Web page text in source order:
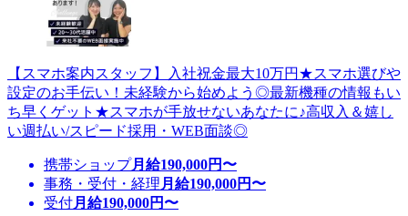
【スマホ案内スタッフ】入社祝金最大10万円★スマホ選びや
設定のお手伝い！未経験から始めよう◎最新機種の情報もい
ち早くゲット★スマホが手放せないあなたに♪高収入＆嬉し
い週払い/スピード採用・WEB面談◎
携帯ショップ月給190,000円〜
事務・受付・経理 月給190,000円〜
受付月給190,000円〜